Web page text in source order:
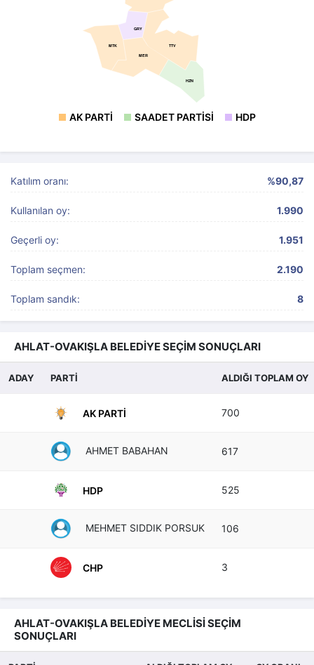
MER
HZN
MTK TTV
GRY
AK PARTI SAADET PARTISI HDP
Katılım oranı: %90,87
Kullanılan oy: 1.990
Geçerli oy: 1.951
Toplam seçmen: 2.190
Toplam sandık: 8
AHLAT-OVAKIŞLA BELEDİYE SEÇİM SONUÇLARI
ADAY PARTİ ALDIĞI TOPLAM OY
AK PARTI 700
AHMET BABAHAN 617
HDP 525
MEHMET SIDDIK PORSUK 106
CHP 3
AHLAT-OVAKIŞLA BELEDİYE MECLİSİ SEÇİM
SONUÇLARI